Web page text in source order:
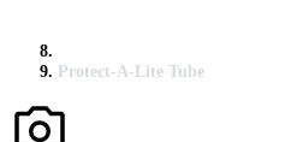
Protect-A-Lite Tube